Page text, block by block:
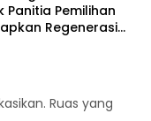
Panitia Pemilihan
Regenerasi
Ruas yang